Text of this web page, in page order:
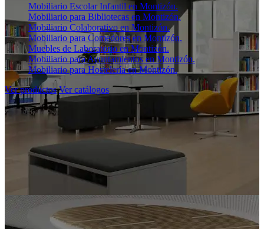
Mobiliario Escolar Infantil en Montizón.
Mobiliario para Bibliotecas en Montizón.
Mobiliario Colaborativo en Montizón.
Mobiliario para Comedores en Montizón.
Muebles de Laboratorio en Montizón.
Mobiliario para Ayuntamientos en Montizón.
Mobiliario para Hostelería en Montizón.
Ver productos Ver catálogos